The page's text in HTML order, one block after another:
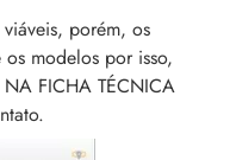
porém, os
modelos por isso,
FICHA TÉCNICA